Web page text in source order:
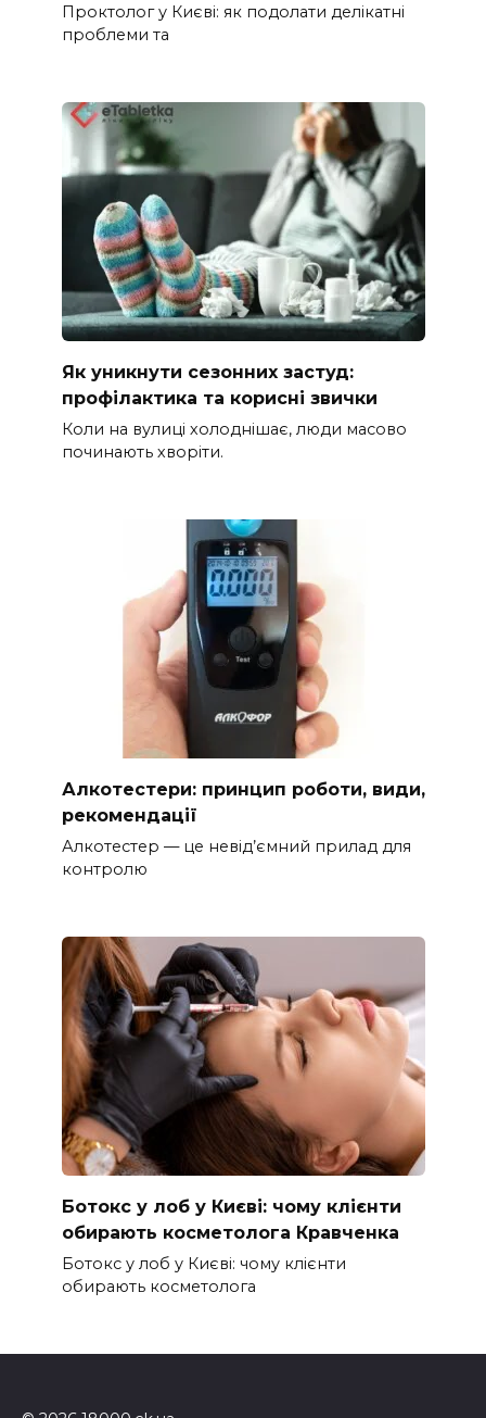
Проктолог у Києві: як подолати делікатні
проблеми та
Як уникнути сезонних застуд:
профілактика та корисні звички
Коли на вулиці холоднішає, люди масово
починають хворіти.
Алкотестери: принцип роботи, види,
рекомендації
Алкотестер — це невід’ємний прилад для
контролю
Ботокс у лоб у Києві: чому клієнти
обирають косметолога Кравченка
Ботокс у лоб у Києві: чому клієнти
обирають косметолога